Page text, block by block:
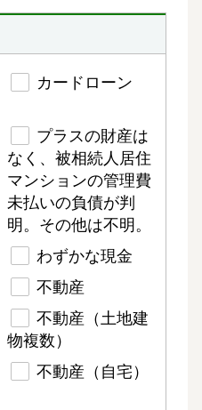
カードローン
プラスの財産は
なく、被相続人居住
マンションの管理費
未払いの負債が判
明。その他は不明。
わずかな現金
不動産
不動産（土地建
物複数）
不動産（自宅）